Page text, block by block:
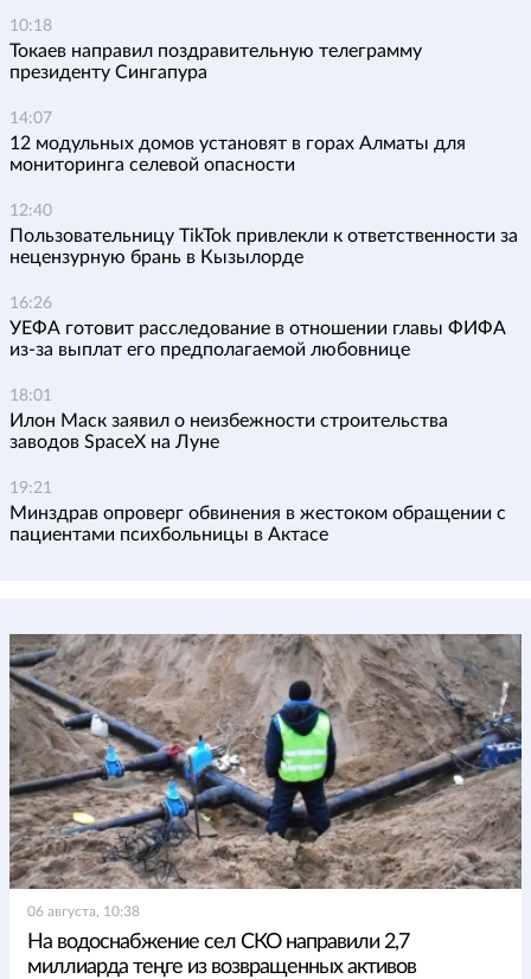
10:18
Токаев направил поздравительную телеграмму
президенту Сингапура
14:07
12 модульных домов установят в горах Алматы для
мониторинга селевой опасности
12:40
Пользовательницу TikTok привлекли к ответственности за
нецензурную брань в Кызылорде
16:26
УЕФА готовит расследование в отношении главы ФИФА
из-за выплат его предполагаемой любовнице
18:01
Илон Маск заявил о неизбежности строительства
заводов SpaceX на Луне
19:21
Минздрав опроверг обвинения в жестоком обращении с
пациентами психбольницы в Актасе
06 августа, 10:38
На водоснабжение сел СКО направили 2,7
миллиарда теңге из возвращенных активов